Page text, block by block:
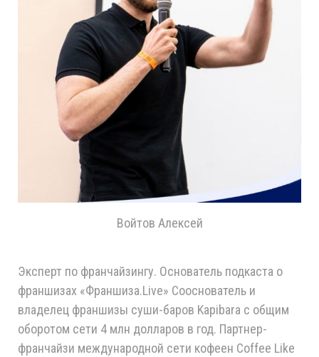
Войтов Алексей
Эксперт по франчайзингу. Основатель подкаста о
франшизах «Франшиза.Live» Сооснователь и
владелец франшизы суши-баров Kapibara с общим
оборотом сети 4 млн долларов в год. Партнер-
франчайзи международной сети кофеен Coffee Like